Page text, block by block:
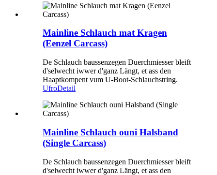
Mainline Schlauch mat Kragen
(Eenzel Carcass)
De Schlauch baussenzegen Duerchmiesser bleift
d'selwecht iwwer d'ganz Längt, et ass den
Haaptkompent vum U-Boot-Schlauchstring.
UfroDetail
Mainline Schlauch ouni Halsband
(Single Carcass)
De Schlauch baussenzegen Duerchmiesser bleift
d'selwecht iwwer d'ganz Längt, et ass den